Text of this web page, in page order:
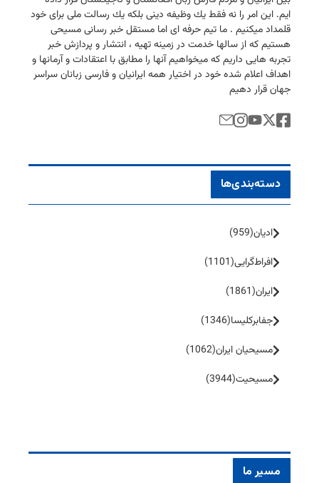
ایم. این امر را نه فقط یك وظیفه دینی بلكه یك رسالت ملی برای خود
قلمداد میكنیم . ما تیم حرفه ای اما مستقل خبر رسانی مسیحی
هستیم كه از سالها خدمت در زمینه تهیه ، انتشار و پردازش خبر
تجربه هایی داریم كه میخواهیم آنها را مطابق با اعتقادات و آرمانها و
اهداف اعلام شده خود در اختیار همه ایرانیان و فارسی زبانان سراسر
جهان قرار دهیم
دسته‌بندی‌ها
ادیان(959)
افراط‌گرایی(1101)
ایران(1861)
جفا‌بر‌کلیسا(1346)
مسیحیان ایران(1062)
مسیحیت(3944)
مسیر ما